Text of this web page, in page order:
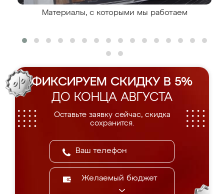
Материалы, с которыми мы работаем
ФИКСИРУЕМ СКИДКУ В 5%
ДО КОНЦА АВГУСТА
Оставьте заявку сейчас, скидка
сохранится.
Желаемый бюджет